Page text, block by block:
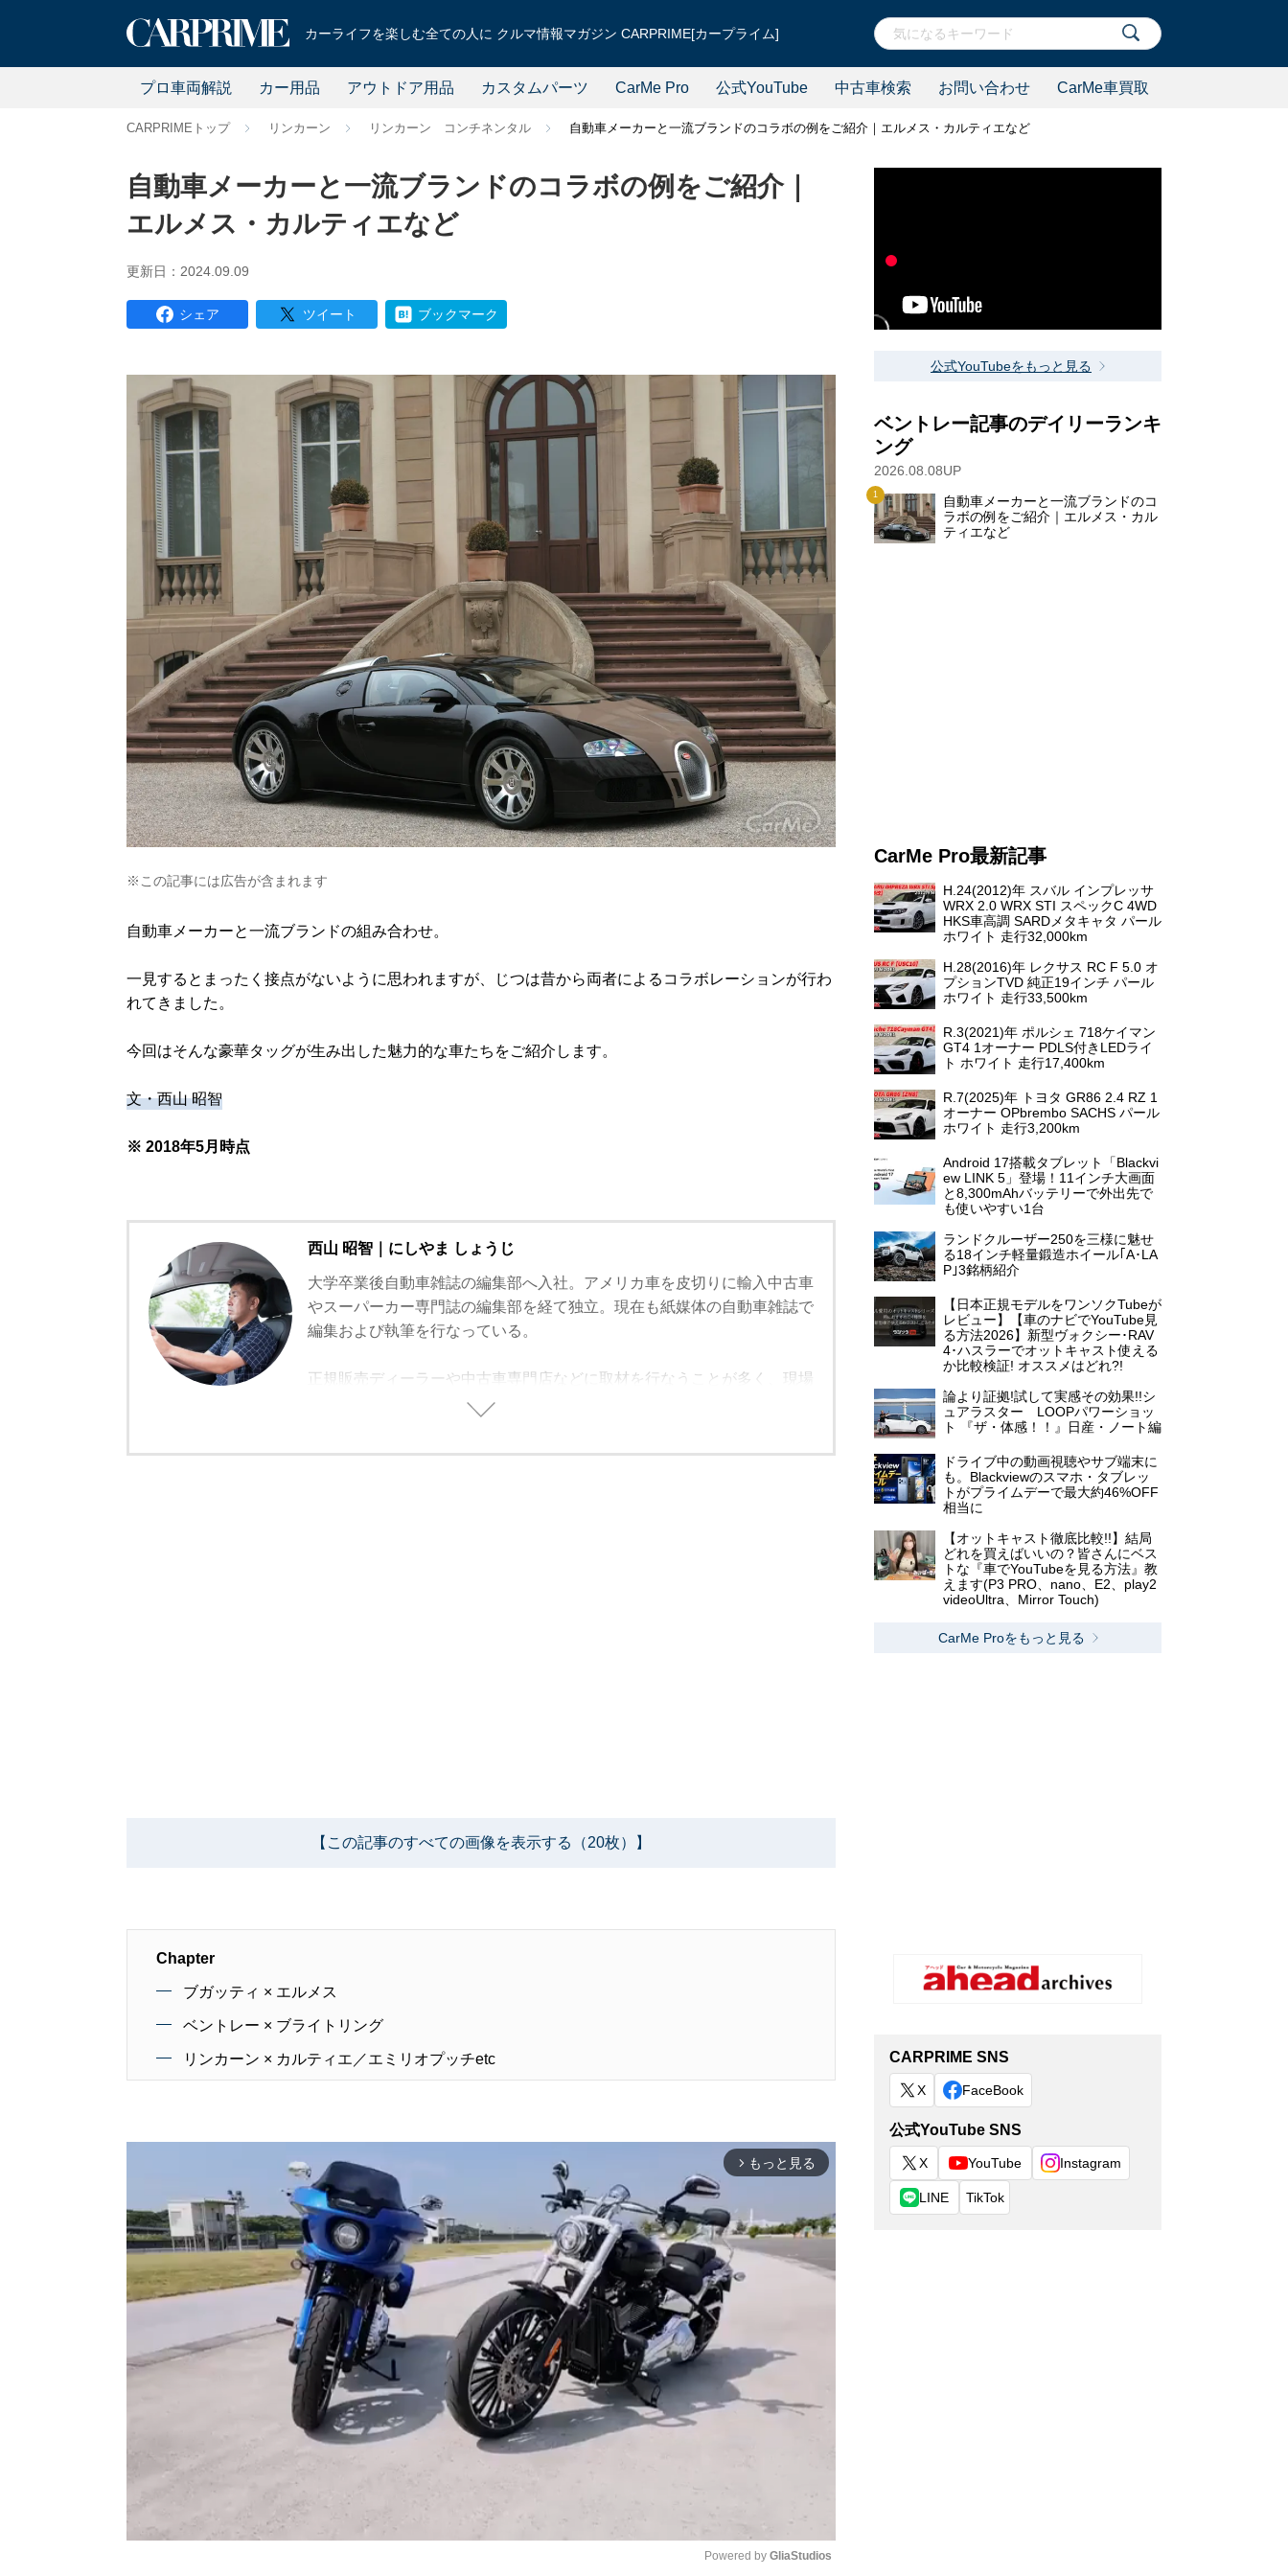
カーライフを楽しむ全ての人に クルマ情報マガジン CARPRIME[カープライム]
プロ車両解説 カー用品 アウトドア用品 カスタムパーツ CarMe Pro 公式YouTube 中古車検索 お問い合わせ CarMe車買取
CARPRIMEトップ リンカーン リンカーン コンチネンタル 自動車メーカーと一流ブランドのコラボの例をご紹介｜エルメス・カルティエなど
自動車メーカーと一流ブランドのコラボの例をご紹介｜
エルメス・カルティエなど
更新日：2024.09.09
シェア ツイート ブックマーク
※この記事には広告が含まれます
自動車メーカーと一流ブランドの組み合わせ。
一見するとまったく接点がないように思われますが、じつは昔から両者によるコラボレーションが行わ
れてきました。
今回はそんな豪華タッグが生み出した魅力的な車たちをご紹介します。
文・西山 昭智
※ 2018年5月時点
西山 昭智｜にしやま しょうじ
大学卒業後自動車雑誌の編集部へ入社。アメリカ車を皮切りに輸入中古車
やスーパーカー専門誌の編集部を経て独立。現在も紙媒体の自動車雑誌で
編集および執筆を行なっている。
正規販売ディーラーや中古車専門店などに取材を行なうことが多く、現場
でしか聞けない業界の裏話的なものも取り扱い中。好きな車はフランス
【この記事のすべての画像を表示する（20枚）】
Chapter
ブガッティ × エルメス
ベントレー × ブライトリング
リンカーン × カルティエ／エミリオプッチetc
arrow_forward_ios もっと見る
Powered by GliaStudios
公式YouTubeをもっと見る
ベントレー記事のデイリーランキ
ング
2026.08.08UP
自動車メーカーと一流ブランドのコ
ラボの例をご紹介｜エルメス・カル
ティエなど
CarMe Pro最新記事
H.24(2012)年 スバル インプレッサ
WRX 2.0 WRX STI スペックC 4WD
HKS車高調 SARDメタキャタ パール
ホワイト 走行32,000km
H.28(2016)年 レクサス RC F 5.0 オ
プションTVD 純正19インチ パール
ホワイト 走行33,500km
R.3(2021)年 ポルシェ 718ケイマン
GT4 1オーナー PDLS付きLEDライ
ト ホワイト 走行17,400km
R.7(2025)年 トヨタ GR86 2.4 RZ 1
オーナー OPbrembo SACHS パール
ホワイト 走行3,200km
Android 17搭載タブレット「Blackvi
ew LINK 5」登場！11インチ大画面
と8,300mAhバッテリーで外出先で
も使いやすい1台
ランドクルーザー250を三様に魅せ
る18インチ軽量鍛造ホイール｢A･LA
P｣3銘柄紹介
【日本正規モデルをワンソクTubeが
レビュー】【車のナビでYouTube見
る方法2026】新型ヴォクシー･RAV
4･ハスラーでオットキャスト使える
か比較検証! オススメはどれ?!
論より証拠!試して実感その効果!!シ
ュアラスター LOOPパワーショッ
ト 『ザ・体感！！』日産・ノート編
ドライブ中の動画視聴やサブ端末に
も。Blackviewのスマホ・タブレッ
トがプライムデーで最大約46%OFF
相当に
【オットキャスト徹底比較!!】結局
どれを買えばいいの？皆さんにベス
トな『車でYouTubeを見る方法』教
えます(P3 PRO、nano、E2、play2
videoUltra、Mirror Touch)
CarMe Proをもっと見る
CARPRIME SNS
X FaceBook
公式YouTube SNS
X YouTube Instagram
LINE TikTok